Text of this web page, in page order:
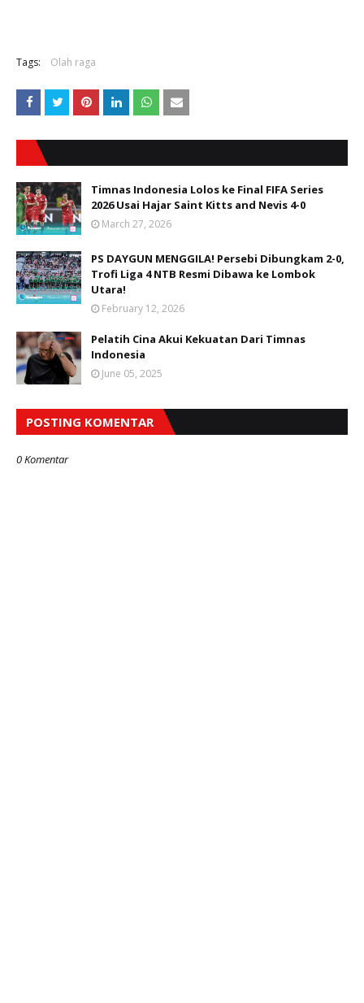
Tags: Olah raga
Timnas Indonesia Lolos ke Final FIFA Series
2026 Usai Hajar Saint Kitts and Nevis 4-0
March 27, 2026
PS DAYGUN MENGGILA! Persebi Dibungkam 2-0,
Trofi Liga 4 NTB Resmi Dibawa ke Lombok
Utara!
February 12, 2026
Pelatih Cina Akui Kekuatan Dari Timnas
Indonesia
June 05, 2025
POSTING KOMENTAR
0 Komentar